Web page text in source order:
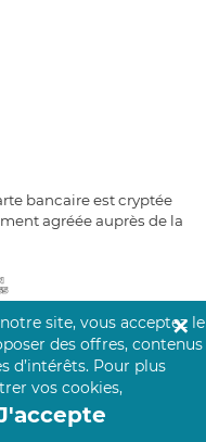
bancaire est cryptée
agréée auprès de la
site, vous acceptez le
des offres, contenus
d’intérêts. Pour plus
vos cookies,
✕